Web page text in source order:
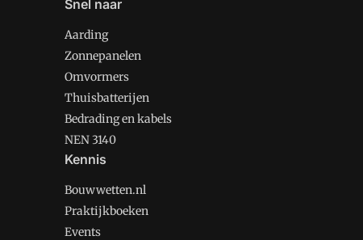
Snel naar
Aarding
Zonnepanelen
Omvormers
Thuisbatterijen
Bedrading en kabels
NEN 3140
Kennis
Bouwwetten.nl
Praktijkboeken
Events